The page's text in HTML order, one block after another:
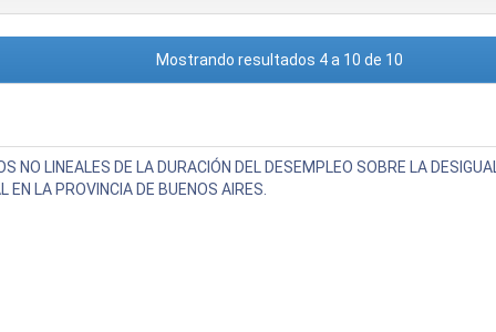
Mostrando resultados 4 a 10 de 10
NO LINEALES DE LA DURACIÓN DEL DESEMPLEO SOBRE LA
EN LA PROVINCIA DE BUENOS AIRES.